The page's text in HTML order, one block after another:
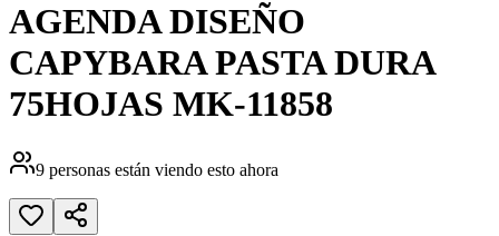
AGENDA DISEÑO
CAPYBARA PASTA DURA
75HOJAS MK-11858
9 personas están viendo esto ahora